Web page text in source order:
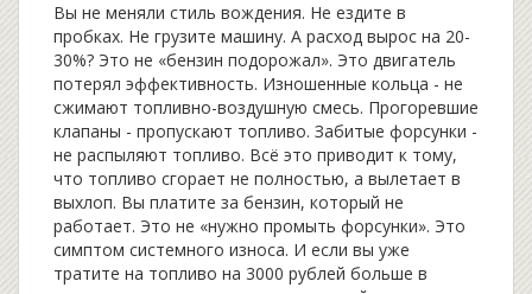
Вы не меняли стиль вождения. Не ездите в
пробках. Не грузите машину. А расход вырос на 20-
30%? Это не «бензин подорожал». Это двигатель
потерял эффективность. Изношенные кольца - не
сжимают топливно-воздушную смесь. Прогоревшие
клапаны - пропускают топливо. Забитые форсунки -
не распыляют топливо. Всё это приводит к тому,
что топливо сгорает не полностью, а вылетает в
выхлоп. Вы платите за бензин, который не
работает. Это не «нужно промыть форсунки». Это
симптом системного износа. И если вы уже
тратите на топливо на 3000 рублей больше в